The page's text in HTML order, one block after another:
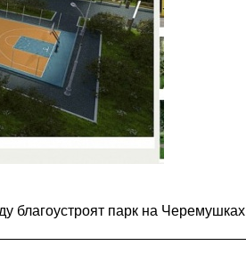
благоустроят парк на Черемушках